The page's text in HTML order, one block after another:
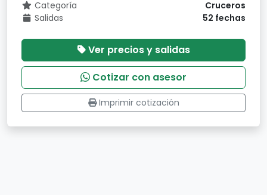
Categoría
Cruceros
Salidas
52 fechas
Ver precios y salidas
Cotizar con asesor
Imprimir cotización